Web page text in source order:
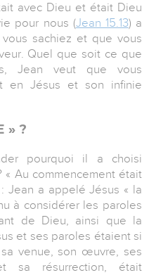
avec Dieu et était Dieu
pour nous (Jean 15.13) a
sachiez et que vous
Quel que soit ce que
Jean veut que vous
en Jésus et son infinie
» ?
pourquoi il a choisi
« Au commencement était
Jean a appelé Jésus « la
à considérer les paroles
de Dieu, ainsi que la
et ses paroles étaient si
venue, son œuvre, ses
sa résurrection, était